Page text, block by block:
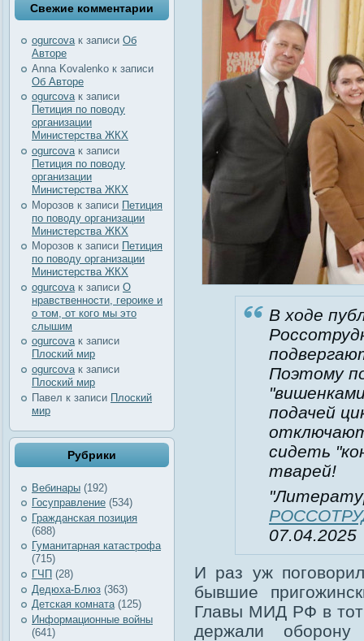
Свежие комментарии
ogurcovaк записи Об
Авторе
Anna Kovalenko к записи
Об Авторе
ogurcovaк записи
Петиция по поводу
организации
Министерства ЖКХ
ogurcova к записи
Петиция по поводу
организации
Министерства ЖКХ
Морозов к записи Петиция
по поводу организации
Министерства ЖКХ
Морозов к записи Петиция
по поводу организации
Министерства ЖКХ
ogurcova к записи О
нравственности, героике и
о том, от кого мы это
слышим
ogurcovaк записи
Плоский мир
ogurcova к записи
Плоский мир
Павел к записи Плоский
мир
Рубрики
Вебинары (192)
Госуправление (534)
Гражданская позиция
(688)
Гуманитарная катастрофа
(715)
ГЧП (28)
Дедюха-Блюз (363)
Детская комната(125)
Информационные войны
(641)
В ходе
Поэтому
подачей
сидеть
тварей!
07.04.2025
И раз уж
бывшие
Главы МИД РФ в тот
держали оборону